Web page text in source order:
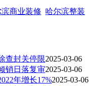
滨商业装修 哈尔滨整装
查封关停限2025-03-06
销日落复审2025-03-06
年增长17%2025-03-06